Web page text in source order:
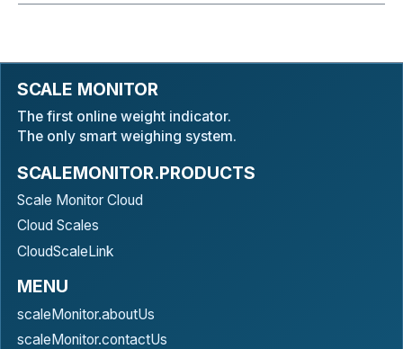
SCALE MONITOR
The first online weight indicator.
The only smart weighing system.
SCALEMONITOR.PRODUCTS
Scale Monitor Cloud
Cloud Scales
CloudScaleLink
MENU
scaleMonitor.aboutUs
scaleMonitor.contactUs